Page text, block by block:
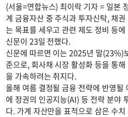
(서울=연합뉴스) 최이락 기자 = 일본
계 금융자산 중 주식과 투자신탁, 채
는 목표를 세우고 관련 제도 정비 등
신문이 23일 전했다.
신문에 따르면 이는 2025년 말(23%)
준으로, 회사채 시장 활성화 등을 통
을 가속하려는 취지다.
올해 여름 결정될 금융 전략에 반영될
에 정권의 인공지능(AI) 등 전략 분야
다. 가계 자산만을 표적으로 삼은 수